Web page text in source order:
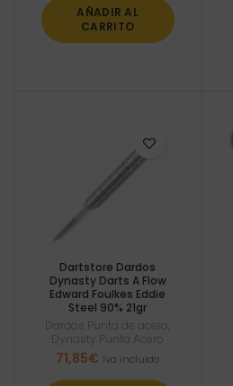
AÑADIR AL
CARRITO
Dartstore Dardos
Dynasty Darts A Flow
Edward Foulkes Eddie
Steel 90% 21gr
Dardos Punta de acero
Dynasty Punta Acero
71,85€ Iva incluido